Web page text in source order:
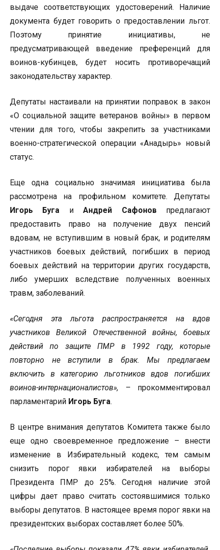
выдаче соответствующих удостоверений. Наличие
документа будет говорить о предоставлении льгот.
Поэтому принятие инициативы, не
предусматривающей введение преференций для
воинов-кубинцев, будет носить противоречащий
законодательству характер.
Депутаты настаивали на принятии поправок в закон
«О социальной защите ветеранов войны» в первом
чтении для того, чтобы закрепить за участниками
военно-стратегической операции «Анадырь» новый
статус.
Еще одна социально значимая инициатива была
рассмотрена на профильном комитете. Депутаты
Игорь Буга иАндрей Сафоновпредлагают
предоставить право на получение двух пенсий
вдовам, не вступившим в новый брак, и родителям
участников боевых действий, погибших в период
боевых действий на территории других государств,
либо умерших вследствие полученных военных
травм, заболеваний.
«Сегодня эта льгота распространяется на вдов
участников Великой Отечественной войны, боевых
действий по защите ПМР в 1992 году, которые
повторно не вступили в брак. Мы предлагаем
включить в категорию льготников вдов погибших
воинов-интернационалистов», – прокомментировал
парламентарий Игорь Буга.
В центре внимания депутатов Комитета также было
еще одно своевременное предложение – внести
изменение в Избирательный кодекс, тем самым
снизить порог явки избирателей на выборы
Президента ПМР до 25%. Сегодня наличие этой
цифры дает право считать состоявшимися только
выборы депутатов. В настоящее время порог явки на
президентских выборах составляет более 50%.